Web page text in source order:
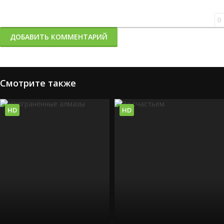
0
ДОБАВИТЬ КОММЕНТАРИЙ
Смотрите также
HD HD